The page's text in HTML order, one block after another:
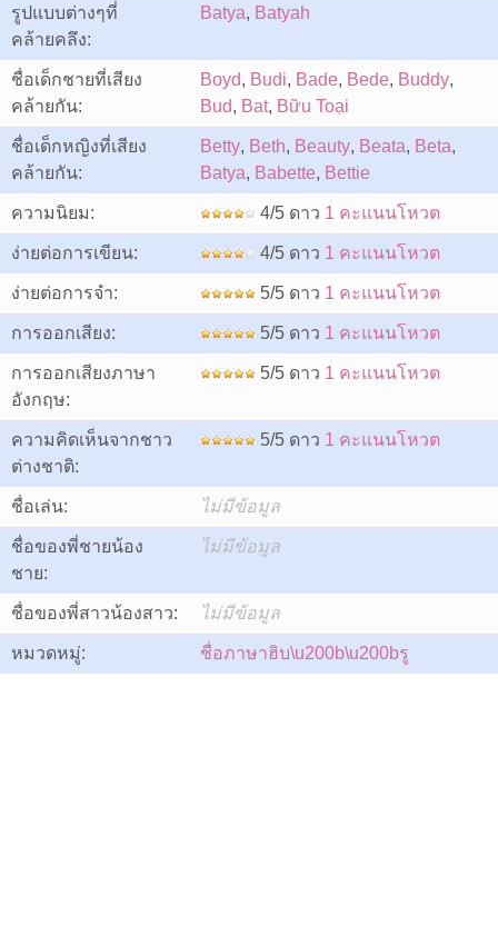
รูปแบบต่างๆที่
คล้ายคลึง:
Batya, Batyah
ชื่อเด็กชายที่เสียง
คล้ายกัน:
Boyd, Budi, Bade, Bede, Buddy,
Bud, Bat, Bữu Toại
ชื่อเด็กหญิงที่เสียง
คล้ายกัน:
Betty, Beth, Beauty, Beata, Beta,
Batya, Babette, Bettie
ความนิยม: 4/5 ดาว 1 คะแนนโหวต
ง่ายต่อการเขียน: 4/5 ดาว 1 คะแนนโหวต
ง่ายต่อการจำ: 5/5 ดาว 1 คะแนนโหวต
การออกเสียง: 5/5 ดาว 1 คะแนนโหวต
การออกเสียงภาษา
อังกฤษ:
5/5 ดาว 1 คะแนนโหวต
ความคิดเห็นจากชาว
ต่างชาติ:
5/5 ดาว 1 คะแนนโหวต
ชื่อเล่น: ไม่มีข้อมูล
ชื่อของพี่ชายน้อง
ชาย:
ไม่มีข้อมูล
ชื่อของพี่สาวน้องสาว: ไม่มีข้อมูล
หมวดหมู่: ชื่อภาษาฮิบ\u200b\u200bรู